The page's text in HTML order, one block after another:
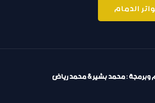
الدمام
: محمد بشير & محمد رياض